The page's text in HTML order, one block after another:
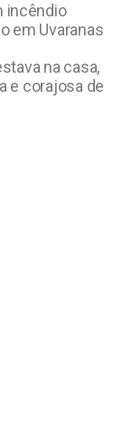
incêndio
em Uvaranas
na casa,
e corajosa de